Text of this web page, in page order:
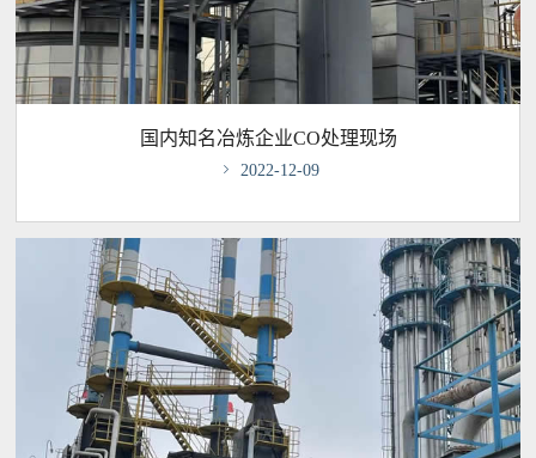
国内知名冶炼企业CO处理现场
 2022-12-09